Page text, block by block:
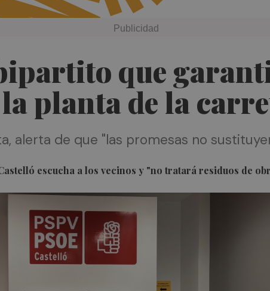
que
planta de la
alerta de que "las promesas no
escucha a los vecinos y "no tratará residuos de